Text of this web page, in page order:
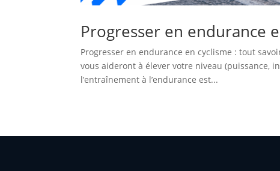
Progresser en endurance
Progresser en endurance en cyclisme : tout
vous aideront à élever votre niveau (puissance,
l’entraînement à l’endurance est...